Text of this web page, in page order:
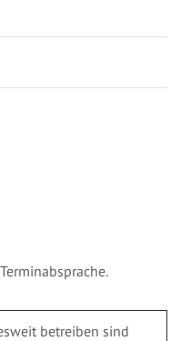
betreiben sind